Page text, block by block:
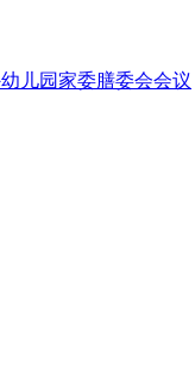
儿园家委膳委会会议